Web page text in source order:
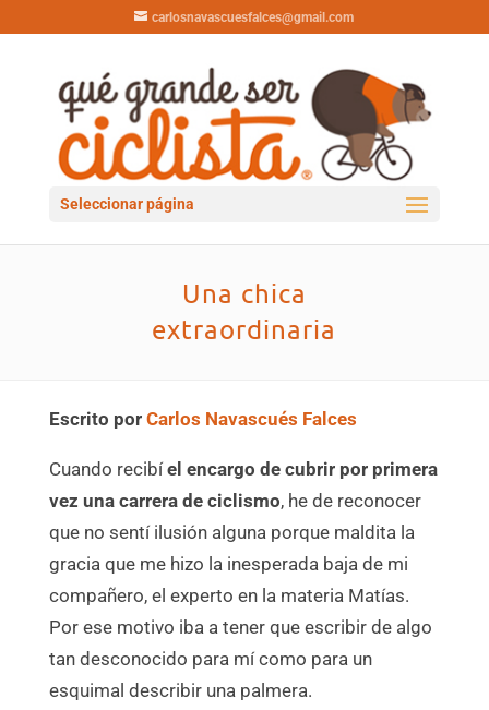
carlosnavascuesfalces@gmail.com
Seleccionar página
Una chica
extraordinaria
Escrito por Carlos Navascués Falces
Cuando recibíel encargo de cubrir por primera
vez una carrera de ciclismo, he de reconocer
que no sentí ilusión alguna porque maldita la
gracia que me hizo la inesperada baja de mi
compañero, el experto en la materia Matías.
Por ese motivo iba a tener que escribir de algo
tan desconocido para mí como para un
esquimal describir una palmera.